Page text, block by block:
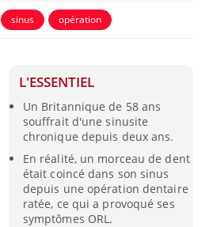
sinus opération
L'ESSENTIEL
Un Britannique de 58 ans
souffrait d'une sinusite
chronique depuis deux ans.
En réalité, un morceau de dent
était coincé dans son sinus
depuis une opération dentaire
ratée, ce qui a provoqué ses
symptômes ORL.